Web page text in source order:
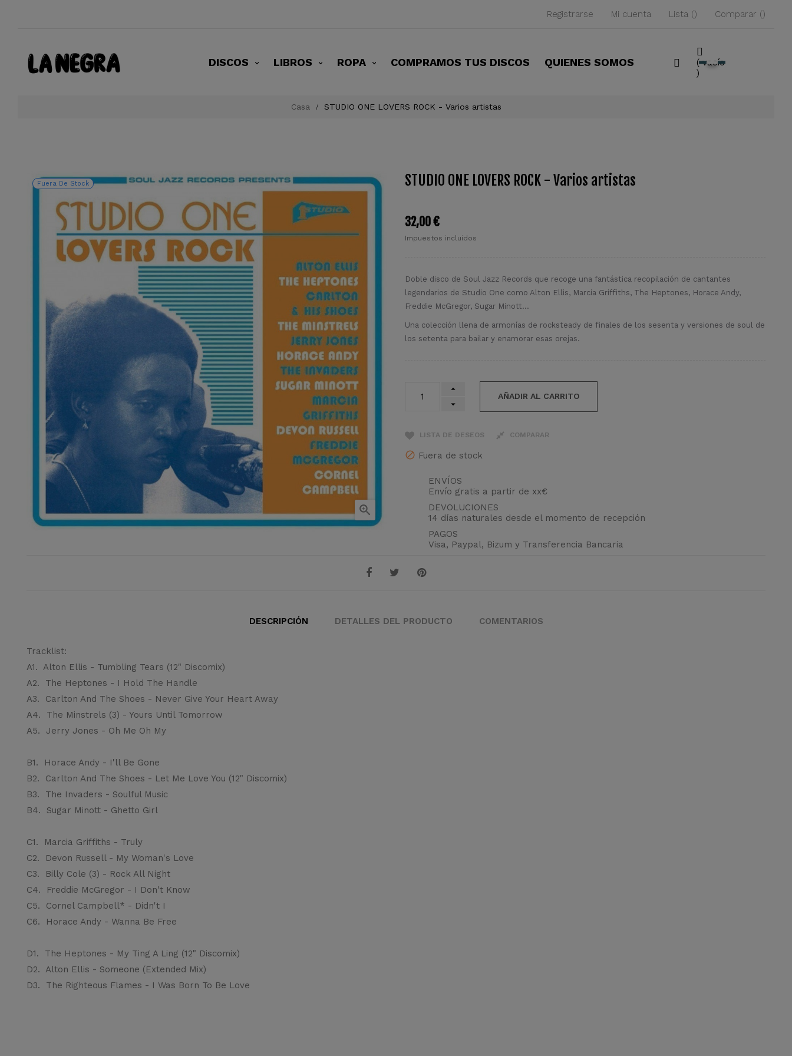
Registrarse Mi cuenta Lista Comparar
DISCOS LIBROS ROPA COMPRAMOS TUS DISCOS QUIENES SOMOS vacío
Casa STUDIO ONE LOVERS ROCK - Varios artistas
Fuera De Stock

STUDIO ONE LOVERS ROCK - Varios artistas
32,00 €
Impuestos incluidos
Doble disco de Soul Jazz Records que recoge una fantástica recopilación de cantantes
legendarios de Studio One como Alton Ellis, Marcia Griffiths, The Heptones, Horace Andy,
Freddie McGregor, Sugar Minott…
Una colección llena de armonías de rocksteady de finales de los sesenta y versiones de soul de
los setenta para bailar y enamorar esas orejas.
AÑADIR AL CARRITO
LISTA DE DESEOS COMPARAR
Fuera de stock
ENVÍOS
Envío gratis a partir de xx€
DEVOLUCIONES
14 días naturales desde el momento de recepción
PAGOS
Visa, Paypal, Bizum y Transferencia Bancaria
DESCRIPCIÓN DETALLES DEL PRODUCTO COMENTARIOS
Tracklist:
A1.
Alton Ellis - Tumbling Tears (12" Discomix)
A2.
The Heptones - I Hold The Handle
A3.
Carlton And The Shoes - Never Give Your Heart Away
A4.
The Minstrels (3) - Yours Until Tomorrow
A5.
Jerry Jones - Oh Me Oh My
B1.
Horace Andy - I'll Be Gone
B2.
Carlton And The Shoes - Let Me Love You (12" Discomix)
B3.
The Invaders - Soulful Music
B4.
Sugar Minott - Ghetto Girl
C1.
Marcia Griffiths - Truly
C2.
Devon Russell - My Woman's Love
C3.
Billy Cole (3) - Rock All Night
C4.
Freddie McGregor - I Don't Know
C5.
Cornel Campbell* - Didn't I
C6.
Horace Andy - Wanna Be Free
D1.
The Heptones - My Ting A Ling (12" Discomix)
D2.
Alton Ellis - Someone (Extended Mix)
D3.
The Righteous Flames - I Was Born To Be Love